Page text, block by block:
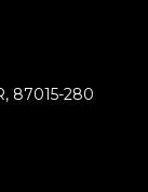
87015-280